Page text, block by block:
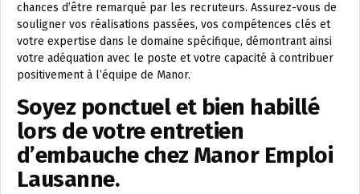
chances d’être remarqué par les recruteurs. Assurez-vous de
souligner vos réalisations passées, vos compétences clés et
votre expertise dans le domaine spécifique, démontrant ainsi
votre adéquation avec le poste et votre capacité à contribuer
positivement à l’équipe de Manor.
Soyez ponctuel et bien habillé
lors de votre entretien
d’embauche chez Manor Emploi
Lausanne.